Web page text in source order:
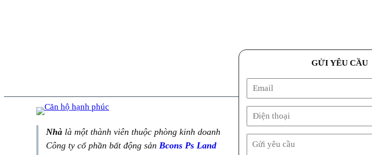
Nhà là một thành viên thuộc phòng kinh doanh
Công ty cổ phần bất động sản Bcons Ps Land
GỬI YÊU CẦU